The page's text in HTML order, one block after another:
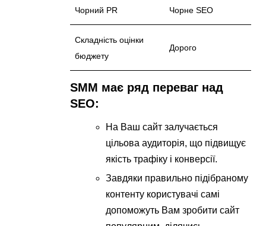
Чорний PR Чорне SEO
Складність оцінки
бюджету
Дорого
SMM має ряд переваг над
SEO:
На Ваш сайт залучається
цільова аудиторія, що підвищує
якість трафіку і конверсії.
Завдяки правильно підібраному
контенту користувачі самі
допоможуть Вам зробити сайт